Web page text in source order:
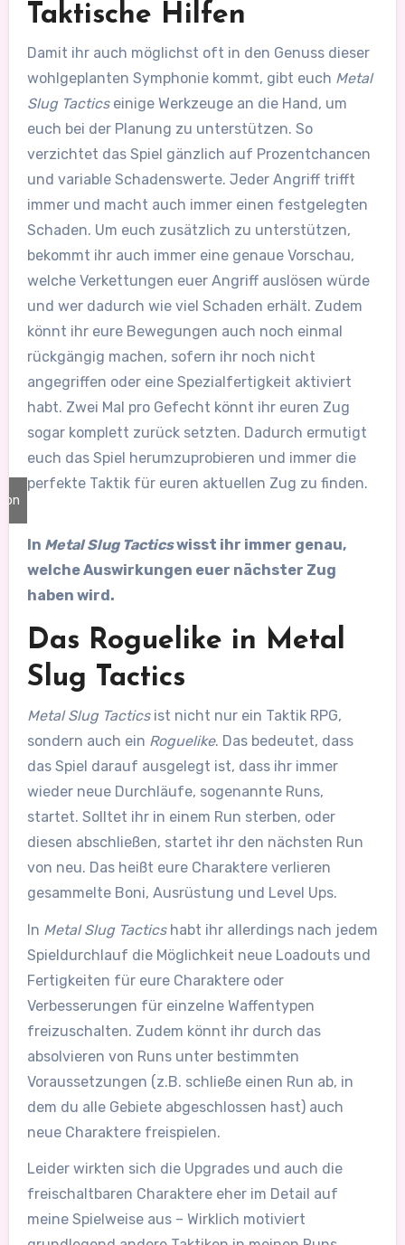
Taktische Hilfen
Damit ihr auch möglichst oft in den Genuss dieser
wohlgeplanten Symphonie kommt, gibt euch Metal
Slug Tacticseinige Werkzeuge an die Hand, um
euch bei der Planung zu unterstützen. So
verzichtet das Spiel gänzlich auf Prozentchancen
und variable Schadenswerte. Jeder Angriff trifft
immer und macht auch immer einen festgelegten
Schaden. Um euch zusätzlich zu unterstützen,
bekommt ihr auch immer eine genaue Vorschau,
welche Verkettungen euer Angriff auslösen würde
und wer dadurch wie viel Schaden erhält. Zudem
könnt ihr eure Bewegungen auch noch einmal
rückgängig machen, sofern ihr noch nicht
angegriffen oder eine Spezialfertigkeit aktiviert
habt. Zwei Mal pro Gefecht könnt ihr euren Zug
sogar komplett zurück setzten. Dadurch ermutigt
euch das Spiel herumzuprobieren und immer die
perfekte Taktik für euren aktuellen Zug zu finden.
In Metal Slug Tacticswisst ihr immer genau,
welche Auswirkungen euer nächster Zug
haben wird.
Das Roguelike in Metal
Slug Tactics
Metal Slug Tacticsist nicht nur ein Taktik RPG,
sondern auch ein Roguelike. Das bedeutet, dass
das Spiel darauf ausgelegt ist, dass ihr immer
wieder neue Durchläufe, sogenannte Runs,
startet. Solltet ihr in einem Run sterben, oder
diesen abschließen, startet ihr den nächsten Run
von neu. Das heißt eure Charaktere verlieren
gesammelte Boni, Ausrüstung und Level Ups.
In Metal Slug Tacticshabt ihr allerdings nach jedem
Spieldurchlauf die Möglichkeit neue Loadouts und
Fertigkeiten für eure Charaktere oder
Verbesserungen für einzelne Waffentypen
freizuschalten. Zudem könnt ihr durch das
absolvieren von Runs unter bestimmten
Voraussetzungen (z.B. schließe einen Run ab, in
dem du alle Gebiete abgeschlossen hast) auch
neue Charaktere freispielen.
Leider wirkten sich die Upgrades und auch die
freischaltbaren Charaktere eher im Detail auf
meine Spielweise aus – Wirklich motiviert